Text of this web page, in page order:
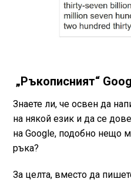
„Ръкописният“
Знаете ли, че освен да
на някой език и да се
на Google, подобно нещо
ръка?
За целта, вместо да